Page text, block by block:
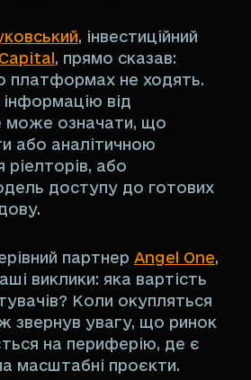
, інвестиційний
, прямо сказав:
платформах не ходять.
від
може означати, що
або аналітичною
або
доступу до готових
партнер Angel One,
виклики: яка вартість
Коли окупляться
звернув увагу, що ринок
на периферію, де є
масштабні проєкти.